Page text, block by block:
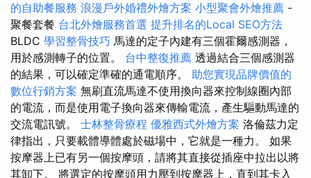
的自助餐服務 浪漫戶外婚禮外燴方案 小型聚會外燴推薦 -
聚餐套餐 台北外燴服務首選 提升排名的Local SEO方法
BLDC 學習整骨技巧 馬達的定子內建有三個霍爾感測器，
用於感測轉子的位置。 台中整復推薦 透過結合三個感測器
的結果，可以確定準確的通電順序。 助您實現品牌價值的
數位行銷方案 無刷直流馬達不使用換向器來控制線圈內部
的電流，而是使用電子換向器來傳輸電流，產生驅動馬達的
交流電訊號。 士林整骨療程 優雅西式外燴方案 洛倫茲力定
律指出，只要載體導體處於磁場中，它就是一種力。 如果
按摩器上已有另一個按摩頭，請將其直接從插座中拉出以將
其卸下。 將選定的按摩頭用力壓到按摩器上，直到其卡入